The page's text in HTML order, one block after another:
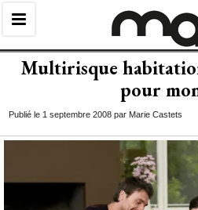
Multirisque
pour
Publié le 1 septembre 2008 par Marie Castets